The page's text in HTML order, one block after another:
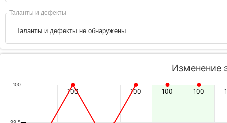
Таланты и дефекты
Таланты и дефекты не обнаружены
Изменение
100 100 100 100
100